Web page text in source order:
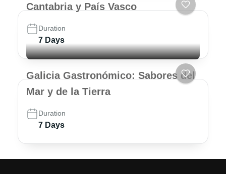
Cantabria y País Vasco
Duration
7 Days
Galicia Gastronómico: Sabores del
Mar y de la Tierra
Duration
7 Days